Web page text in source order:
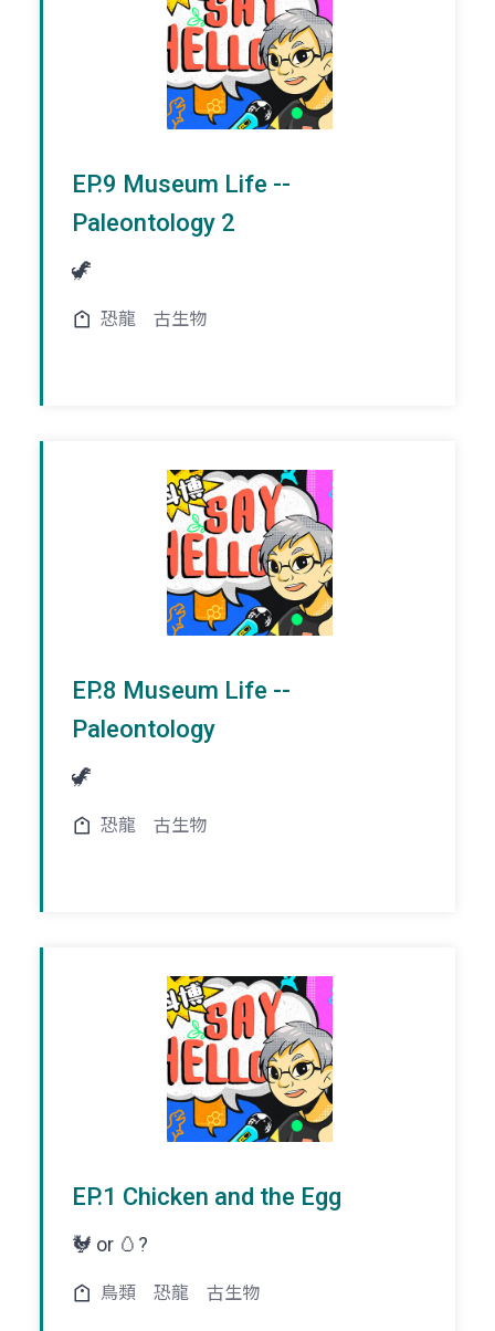
EP.9 Museum Life --
Paleontology 2
🦖
恐龍 古生物
EP.8 Museum Life --
Paleontology
🦖
恐龍 古生物
EP.1 Chicken and the Egg
🐓 or 🥚?
鳥類 恐龍 古生物